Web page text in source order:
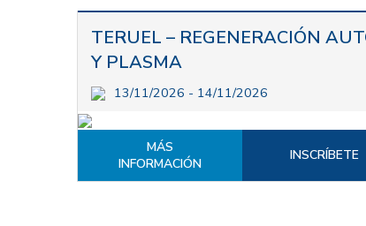
TERUEL – REGENERACIÓN
Y PLASMA
13/11/2026 - 14/11/2026
MÁS
INFORMACIÓN
INSCRÍBETE